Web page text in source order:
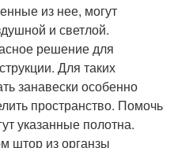
из нее, могут
и светлой.
решение для
Для таких
занавески особенно
пространство. Помочь
указанные полотна.
штор из органзы